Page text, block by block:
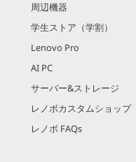
周辺機器
学生ストア（学割）
Lenovo Pro
AI PC
サーバー&ストレージ
レノボカスタムショップ
レノボ FAQs